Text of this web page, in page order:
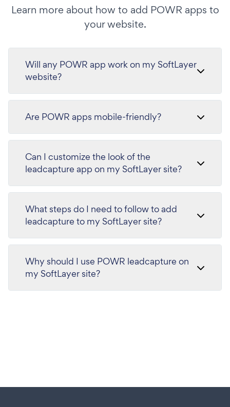
Learn more about how to add POWR apps to
your website.
Will any POWR app work on my SoftLayer
website?
Are POWR apps mobile-friendly?
Can I customize the look of the
leadcapture app on my SoftLayer site?
What steps do I need to follow to add
leadcapture to my SoftLayer site?
Why should I use POWR leadcapture on
my SoftLayer site?